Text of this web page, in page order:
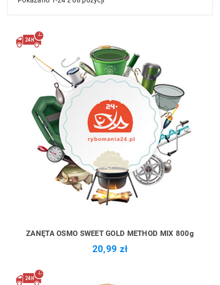
ZANĘTA OSMO SWEET GOLD METHOD MIX 800g
20,99 zł